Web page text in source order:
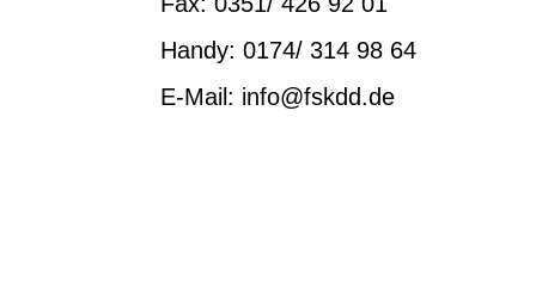
Handy: 0174/ 314 98 64
E-Mail: info@fskdd.de